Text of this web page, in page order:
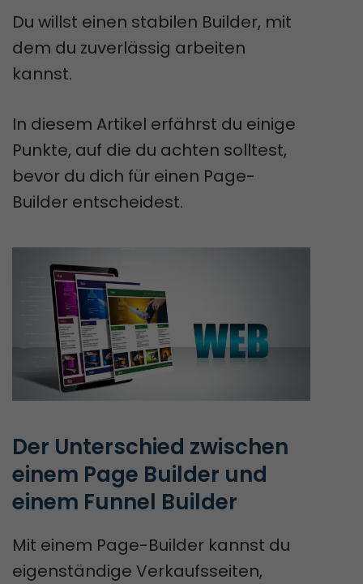
Du willst einen stabilen Builder, mit
dem du zuverlässig arbeiten
kannst.
In diesem Artikel erfährst du einige
Punkte, auf die du achten solltest,
bevor du dich für einen Page-
Builder entscheidest.
Der Unterschied zwischen
einem Page Builder und
einem Funnel Builder
Mit einem Page-Builder kannst du
eigenständige Verkaufsseiten,